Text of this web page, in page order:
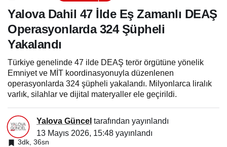
Operasyonlarda 324
Şüpheli Yakalandı
Yalova Dahil 47 İlde Eş Zamanlı DEAŞ
Operasyonlarda 324 Şüpheli
Yakalandı
Türkiye genelinde 47 ilde DEAŞ terör örgütüne yönelik
Emniyet ve MİT koordinasyonuyla düzenlenen
operasyonlarda 324 şüpheli yakalandı. Milyonlarca liralık
varlık, silahlar ve dijital materyaller ele geçirildi.
Yalova Güncel tarafından yayınlandı
13 Mayıs 2026, 15:48 yayınlandı
3dk, 36sn